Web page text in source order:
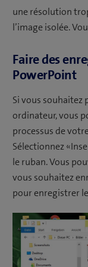
une résolution
l’image isolée.
Faire des
PowerPoint
Si vous souhaitez
ordinateur, vous
processus de
Sélectionnez
le ruban. Vous
vous souhaitez
pour enregistrer